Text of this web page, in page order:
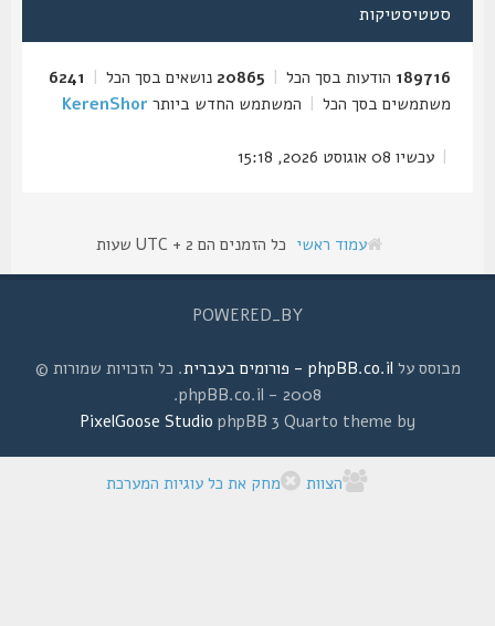
סטטיסטיקות
189716הודעות בסך הכל |
20865נושאים בסך הכל |
6241
משתמשים בסך הכל |המשתמש החדש ביותרKerenShor
עכשיו 08 אוגוסט 2026, 15:18
עמוד ראשי כל הזמנים הם UTC + 2 שעות
POWERED_BY
מבוסס עלphpBB.co.il - פורומים בעברית
. כל הזכויות שמורות ©
2008 - phpBB.co.il.
phpBB 3 Quarto theme by
PixelGoose Studio
הצוות מחק את כל עוגיות המערכת